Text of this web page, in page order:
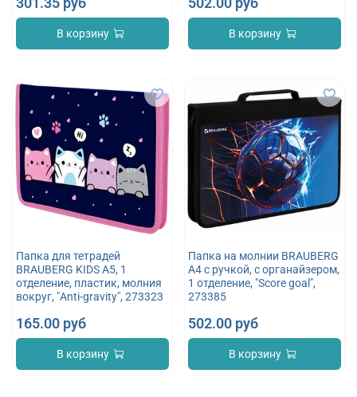
В корзину В корзину
Папка для тетрадей
BRAUBERG KIDS А5, 1
отделение, пластик, молния
вокруг, "Anti-gravity", 273323
165.00 руб
В корзину
Папка на молнии BRAUBERG
А4 с ручкой, с органайзером,
1 отделение, "Score goal",
273385
502.00 руб
В корзину